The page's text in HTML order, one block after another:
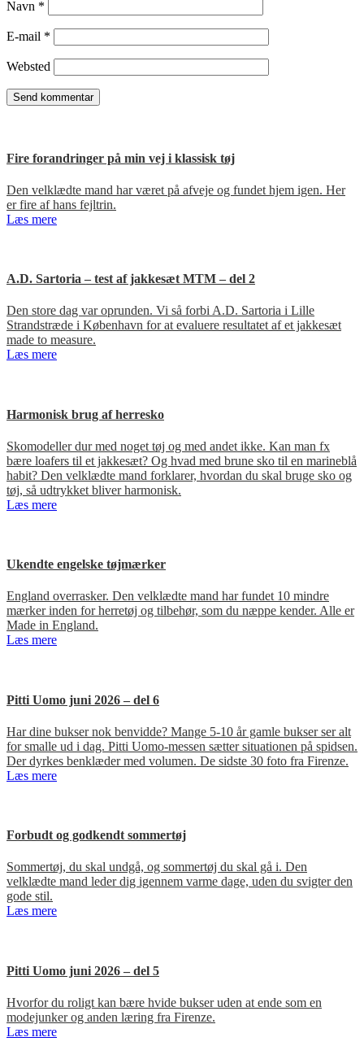
Navn *
E-mail *
Websted
Fire forandringer på min vej i klassisk tøj
Den velklædte mand har været på afveje og fundet hjem igen. Her
er fire af hans fejltrin.
Læs mere
A.D. Sartoria – test af jakkesæt MTM – del 2
Den store dag var oprunden. Vi så forbi A.D. Sartoria i Lille
Strandstræde i København for at evaluere resultatet af et jakkesæt
made to measure.
Læs mere
Harmonisk brug af herresko
Skomodeller dur med noget tøj og med andet ikke. Kan man fx
bære loafers til et jakkesæt? Og hvad med brune sko til en marineblå
habit? Den velklædte mand forklarer, hvordan du skal bruge sko og
tøj, så udtrykket bliver harmonisk.
Læs mere
Ukendte engelske tøjmærker
England overrasker. Den velklædte mand har fundet 10 mindre
mærker inden for herretøj og tilbehør, som du næppe kender. Alle er
Made in England.
Læs mere
Pitti Uomo juni 2026 – del 6
Har dine bukser nok benvidde? Mange 5-10 år gamle bukser ser alt
for smalle ud i dag. Pitti Uomo-messen sætter situationen på spidsen.
Der dyrkes benklæder med volumen. De sidste 30 foto fra Firenze.
Læs mere
Forbudt og godkendt sommertøj
Sommertøj, du skal undgå, og sommertøj du skal gå i. Den
velklædte mand leder dig igennem varme dage, uden du svigter den
gode stil.
Læs mere
Pitti Uomo juni 2026 – del 5
Hvorfor du roligt kan bære hvide bukser uden at ende som en
modejunker og anden læring fra Firenze.
Læs mere